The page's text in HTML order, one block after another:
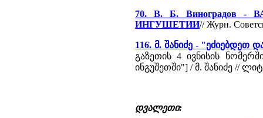
70. В. Б. Виноградов
ИНГУШЕТИИ// Журн.
116. მ. შანიძე -
გაზეთის 4 ივნისის
ინგუშეთში"] / მ. შანიძე //
დვალეთი: